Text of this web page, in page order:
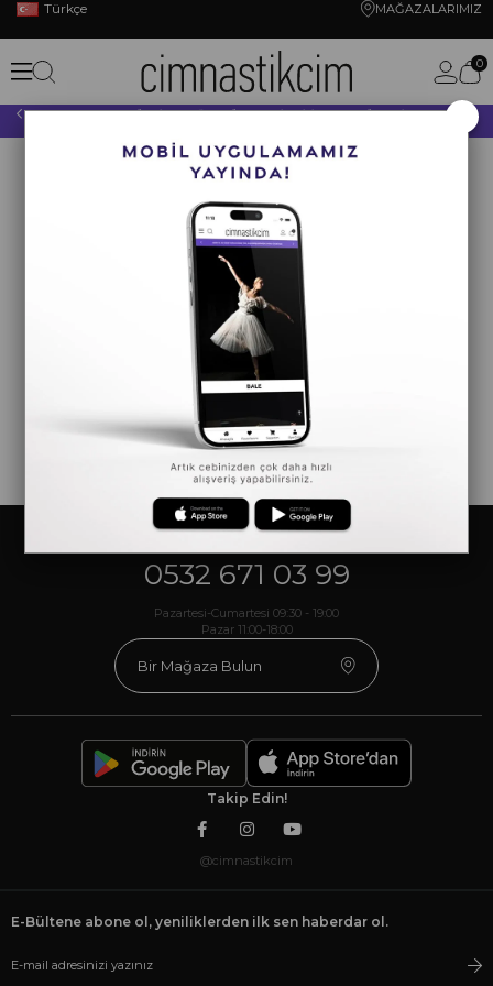
Türkçe MAĞAZALARIMIZ
0
10.000 TL VE ÜZERİ YAPACAĞINIZ TÜM ALIŞVERİŞLERİNİZDE KARGO ÜCRETSİZ!
Müşteri Hizmetleri
0532 671 03 99
Pazartesi-Cumartesi 09:30 - 19:00
Pazar 11:00-18:00
Bir Mağaza Bulun
Takip Edin!
@cimnastikcim
E-Bültene abone ol, yeniliklerden ilk sen haberdar ol.